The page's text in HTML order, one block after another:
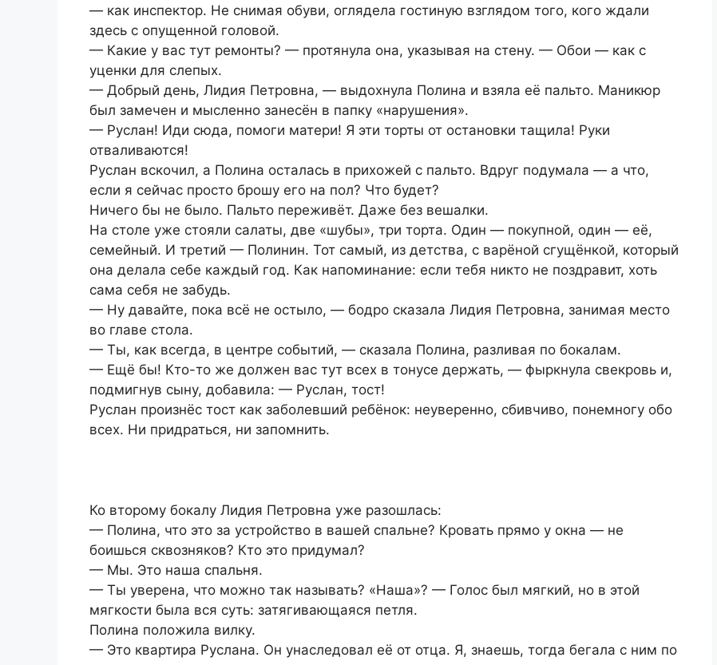
— как инспектор. Не снимая обуви, оглядела гостиную взглядом того, кого ждали
здесь с опущенной головой.
— Какие у вас тут ремонты? — протянула она, указывая на стену. — Обои — как с
уценки для слепых.
— Добрый день, Лидия Петровна, — выдохнула Полина и взяла её пальто. Маникюр
был замечен и мысленно занесён в папку «нарушения».
— Руслан! Иди сюда, помоги матери! Я эти торты от остановки тащила! Руки
отваливаются!
Руслан вскочил, а Полина осталась в прихожей с пальто. Вдруг подумала — а что,
если я сейчас просто брошу его на пол? Что будет?
Ничего бы не было. Пальто переживёт. Даже без вешалки.
На столе уже стояли салаты, две «шубы», три торта. Один — покупной, один — её,
семейный. И третий — Полинин. Тот самый, из детства, с варёной сгущёнкой, который
она делала себе каждый год. Как напоминание: если тебя никто не поздравит, хоть
сама себя не забудь.
— Ну давайте, пока всё не остыло, — бодро сказала Лидия Петровна, занимая место
во главе стола.
— Ты, как всегда, в центре событий, — сказала Полина, разливая по бокалам.
— Ещё бы! Кто-то же должен вас тут всех в тонусе держать, — фыркнула свекровь и,
подмигнув сыну, добавила: — Руслан, тост!
Руслан произнёс тост как заболевший ребёнок: неуверенно, сбивчиво, понемногу обо
всех. Ни придраться, ни запомнить.
Ко второму бокалу Лидия Петровна уже разошлась:
— Полина, что это за устройство в вашей спальне? Кровать прямо у окна — не
боишься сквозняков? Кто это придумал?
— Мы. Это наша спальня.
— Ты уверена, что можно так называть? «Наша»? — Голос был мягкий, но в этой
мягкости была вся суть: затягивающаяся петля.
Полина положила вилку.
— Это квартира Руслана. Он унаследовал её от отца. Я, знаешь, тогда бегала с ним по